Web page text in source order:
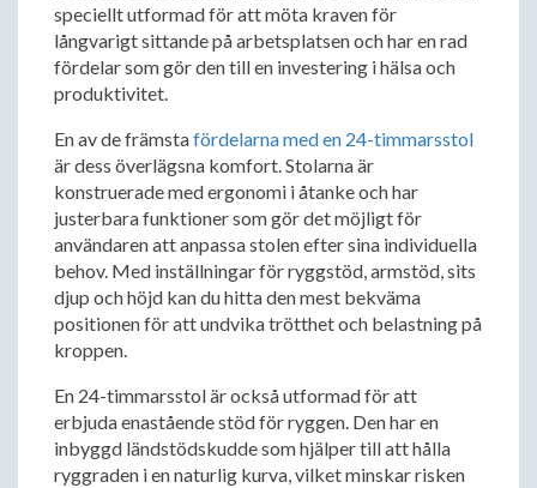
speciellt utformad för att möta kraven för
långvarigt sittande på arbetsplatsen och har en rad
fördelar som gör den till en investering i hälsa och
produktivitet.
En av de främstafördelarna med en 24-timmarsstol
är dess överlägsna komfort. Stolarna är
konstruerade med ergonomi i åtanke och har
justerbara funktioner som gör det möjligt för
användaren att anpassa stolen efter sina individuella
behov. Med inställningar för ryggstöd, armstöd, sits
djup och höjd kan du hitta den mest bekväma
positionen för att undvika trötthet och belastning på
kroppen.
En 24-timmarsstol är också utformad för att
erbjuda enastående stöd för ryggen. Den har en
inbyggd ländstödskudde som hjälper till att hålla
ryggraden i en naturlig kurva, vilket minskar risken